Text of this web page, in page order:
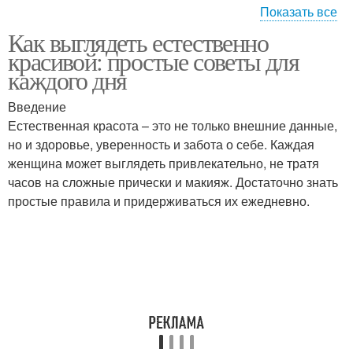
Харизма для образа Одежды для образа
Стильный образ
Питание при здоровом
образе
Сон при здоровом
Показать все
Как выглядеть естественно
красивой: простые советы для
каждого дня
Введение
Естественная красота – это не только внешние данные,
но и здоровье, уверенность и забота о себе. Каждая
женщина может выглядеть привлекательно, не тратя
часов на сложные прически и макияж. Достаточно знать
простые правила и придерживаться их ежедневно.